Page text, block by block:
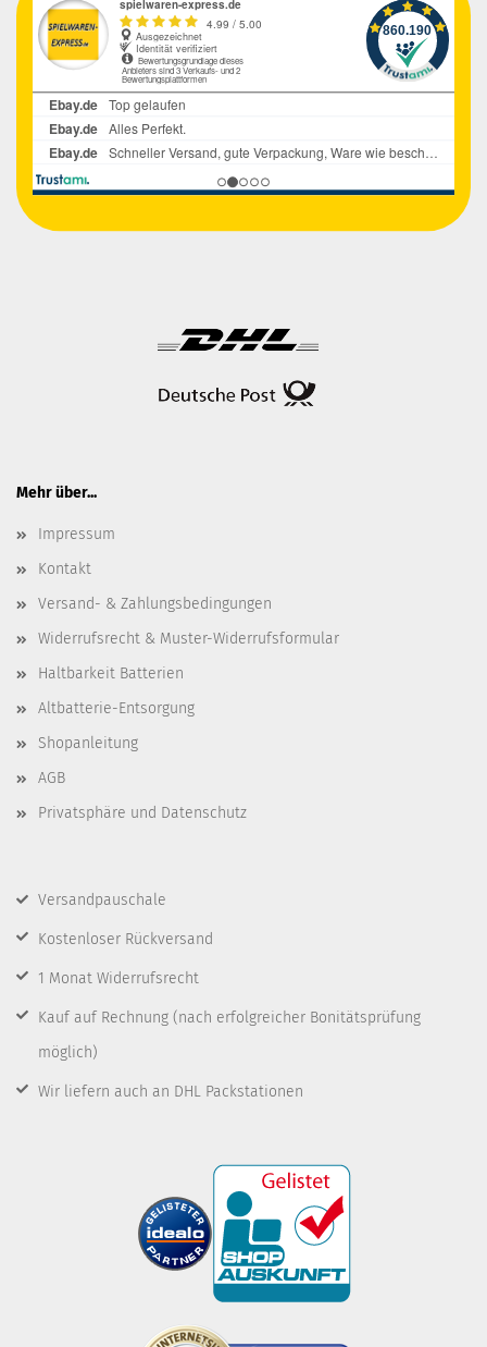
Mehr über...
Impressum
Kontakt
Versand- & Zahlungsbedingungen
Widerrufsrecht & Muster-Widerrufsformular
Haltbarkeit Batterien
Altbatterie-Entsorgung
Shopanleitung
AGB
Privatsphäre und Datenschutz
Versandpauschale
Kostenloser Rückversand
1 Monat Widerrufsrecht
Kauf auf Rechnung (nach erfolgreicher Bonitätsprüfung
möglich)
Wir liefern auch an DHL Packstationen